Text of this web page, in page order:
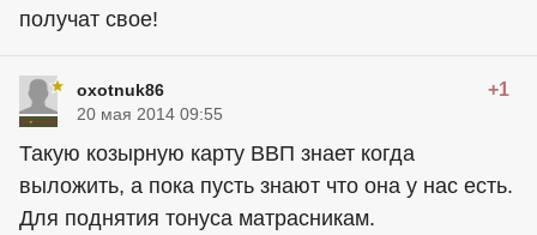
получат свое!
oxotnuk86 +1
20 мая 2014 09:55
Такую козырную карту ВВП знает когда
выложить, а пока пусть знают что она у нас есть.
Для поднятия тонуса матрасникам.